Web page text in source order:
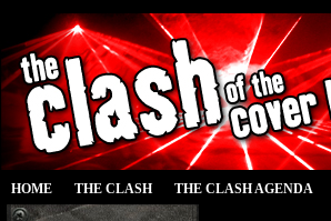
HOME THE CLASH THE CLASH AGENDA